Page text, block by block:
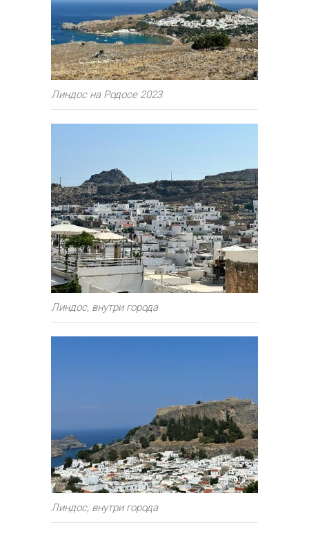
Линдос на Родосе 2023
Линдос, внутри города
Линдос, внутри города